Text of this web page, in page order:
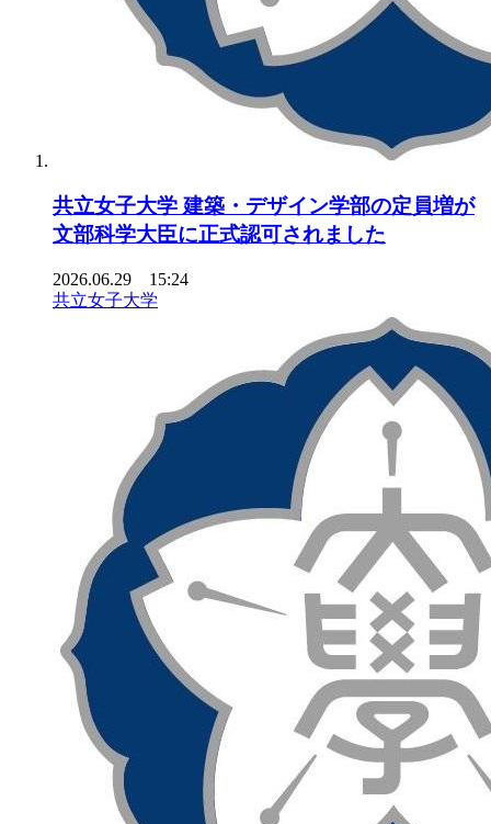
共立女子大学 建築・デザイン学部の定員増が
文部科学大臣に正式認可されました
2026.06.29 15:24
共立女子大学